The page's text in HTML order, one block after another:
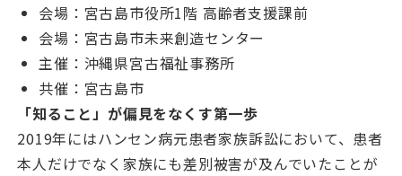
会場：宮古島市役所1階 高齢者支援課前
会場：宮古島市未来創造センター
主催：沖縄県宮古福祉事務所
共催：宮古島市
「知ること」が偏見をなくす第一歩
2019年にはハンセン病元患者家族訴訟において、患者
本人だけでなく家族にも差別被害が及んでいたことが